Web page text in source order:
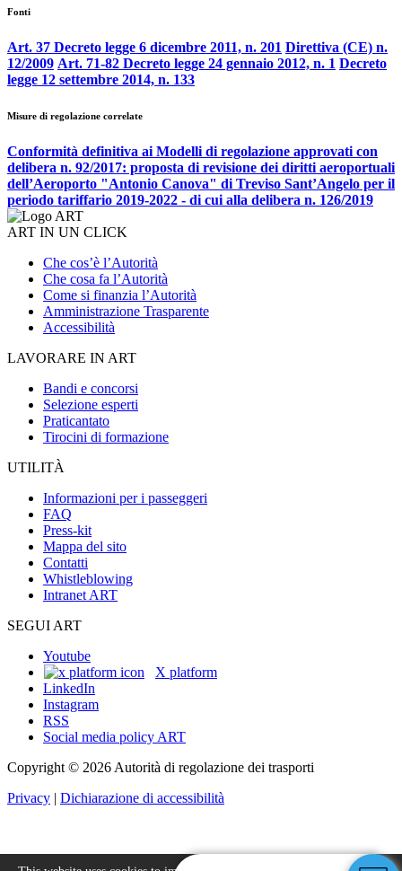
Fonti
Art. 37 Decreto legge 6 dicembre 2011, n. 201 Direttiva (CE) n.
12/2009 Art. 71-82 Decreto legge 24 gennaio 2012, n. 1 Decreto
legge 12 settembre 2014, n. 133
Misure di regolazione correlate
Conformità definitiva ai Modelli di regolazione approvati con
delibera n. 92/2017: proposta di revisione dei diritti aeroportuali
dell’Aeroporto "Antonio Canova" di Treviso Sant’Angelo per il
periodo tariffario 2019-2022 - di cui alla delibera n. 126/2019
ART IN UN CLICK
Che cos’è l’Autorità
Che cosa fa l’Autorità
Come si finanzia l’Autorità
Amministrazione Trasparente
Accessibilità
LAVORARE IN ART
Bandi e concorsi
Selezione esperti
Praticantato
Tirocini di formazione
UTILITÀ
Informazioni per i passeggeri
FAQ
Press-kit
Mappa del sito
Contatti
Whistleblowing
Intranet ART
SEGUI ART
Youtube
X platform
LinkedIn
Instagram
RSS
Social media policy ART
Copyright © 2026 Autorità di regolazione dei trasporti
Privacy | Dichiarazione di accessibilità